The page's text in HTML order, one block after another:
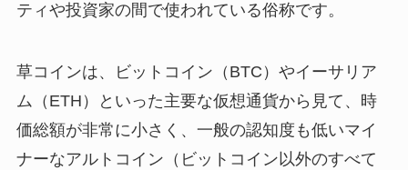
ティや投資家の間で使われている俗称です。
​草コインは、ビットコイン（BTC）やイーサリア
ム（ETH）といった主要な仮想通貨から見て、時
価総額が非常に小さく、一般の認知度も低いマイ
ナーなアルトコイン（ビットコイン以外のすべて